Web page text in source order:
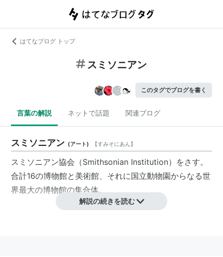
はてなブログ トップ
スミソニアン
このタグでブログを書く
言葉の解説 ネットで話題 関連ブログ
スミソニアン (アート) 【すみそにあん】
スミソニアン協会（Smithsonian Institution）をさす。
合計16の博物館と美術館、それに国立動物園からなる世
界最大の博物館の集合体。
解説の続きを読む